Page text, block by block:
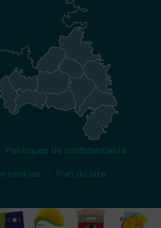
Politiques de confidentialité
cookies
Plan du site